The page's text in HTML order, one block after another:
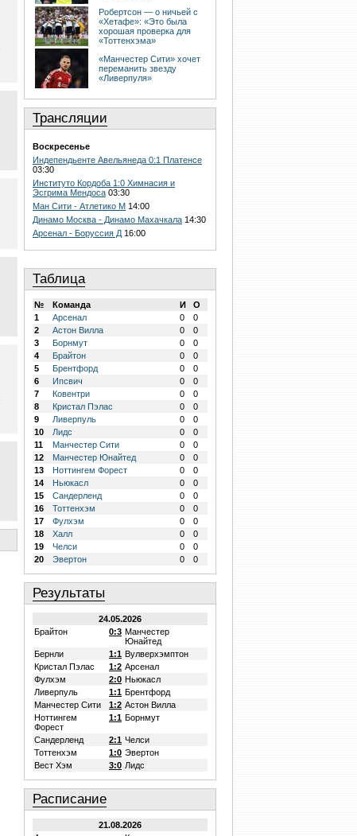
Робертсон — о ничьей с
«Хетафе»: «Это была
хорошая проверка для
«Тоттенхэма»
«Манчестер Сити» хочет
переманить звезду
«Ливерпуля»
Трансляции
Воскресенье
Индепендьенте Авельянеда 0:1 Платенсе
03:30
Институто Кордоба 1:0 Химнасия и
Эсгрима Мендоса 03:30
Ман Сити - Атлетико М 14:00
Динамо Москва - Динамо Махачкала 14:30
Арсенал - Боруссия Д 16:00
Таблица
№ Команда И
О
1
Арсенал 0
0
2
Астон Вилла 0
0
3
Борнмут 0
0
4
Брайтон 0
0
5
Брентфорд 0
0
6
Ипсвич 0
0
7
Ковентри 0
0
8
Кристал Пэлас 0
0
9
Ливерпуль 0
0
10
Лидс 0
0
11
Манчестер Сити 0
0
12
Манчестер Юнайтед 0
0
13
Ноттингем Форест 0
0
14
Ньюкасл 0
0
15
Сандерленд 0
0
16
Тоттенхэм 0
0
17
Фулхэм 0
0
18
Халл 0
0
19
Челси 0
0
20
Эвертон 0 0
Результаты
24.05.2026
Брайтон
0:3 Манчестер
Юнайтед
Бернли
1:1 Вулверхэмптон
Кристал Пэлас
1:2 Арсенал
Фулхэм
2:0 Ньюкасл
Ливерпуль
1:1 Брентфорд
Манчестер Сити
1:2 Астон Вилла
Ноттингем
Форест
1:1 Борнмут
Сандерленд 2:1 Челси
Тоттенхэм
1:0 Эвертон
Вест Хэм
3:0 Лидс
Расписание
21.08.2026